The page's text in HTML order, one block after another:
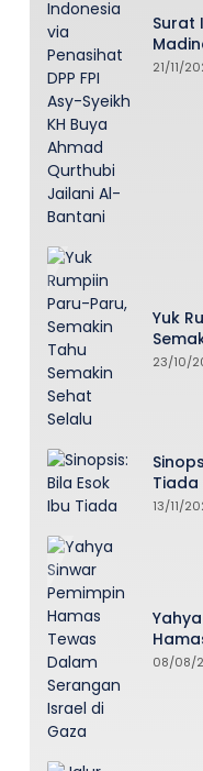
Surat
21/11/
Yuk
23/10/
Tiada
13/11/
08/08/